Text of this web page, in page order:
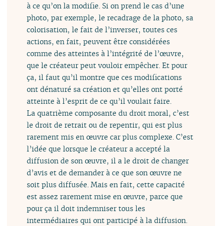
à ce qu’on la modifie. Si on prend le cas d’une
photo, par exemple, le recadrage de la photo, sa
colorisation, le fait de l’inverser, toutes ces
actions, en fait, peuvent être considérées
comme des atteintes à l’intégrité de l’œuvre,
que le créateur peut vouloir empêcher. Et pour
ça, il faut qu’il montre que ces modifications
ont dénaturé sa création et qu’elles ont porté
atteinte à l’esprit de ce qu’il voulait faire.
La quatrième composante du droit moral, c’est
le droit de retrait ou de repentir, qui est plus
rarement mis en œuvre car plus complexe. C’est
l’idée que lorsque le créateur a accepté la
diffusion de son œuvre, il a le droit de changer
d’avis et de demander à ce que son œuvre ne
soit plus diffusée. Mais en fait, cette capacité
est assez rarement mise en œuvre, parce que
pour ça il doit indemniser tous les
intermédiaires qui ont participé à la diffusion.